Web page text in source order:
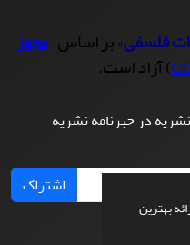
بهترین
فلسفی» بر اساس مجوز
) آزاد است.
در خبرنامه نشریه
اشتراک